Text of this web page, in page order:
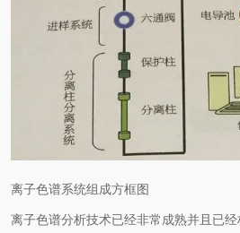
离子色谱系统组成方框图
离子色谱分析技术已经非常成熟并且已经